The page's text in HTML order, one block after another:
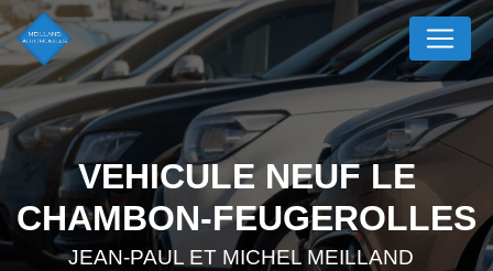
VEHICULE NEUF LE
CHAMBON-FEUGEROLLES
JEAN-PAUL ET MICHEL MEILLAND
Panneau de gestion des cookies